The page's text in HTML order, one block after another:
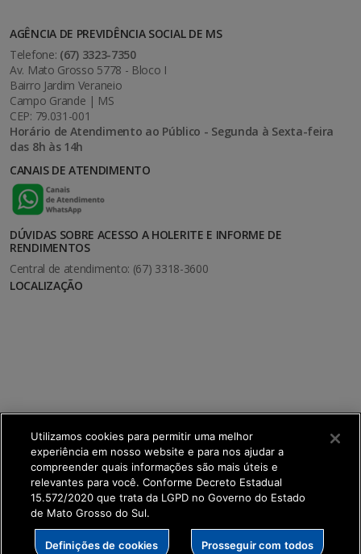
AGÊNCIA DE PREVIDÊNCIA SOCIAL DE MS
Telefone: (67) 3323-7350
Av. Mato Grosso 5778 - Bloco I
Bairro Jardim Veraneio
Campo Grande | MS
CEP: 79.031-001
Horário de Atendimento ao Público - Segunda à Sexta-feira
das 8h às 14h
CANAIS DE ATENDIMENTO
DÚVIDAS SOBRE ACESSO A HOLERITE E INFORME DE
RENDIMENTOS
Central de atendimento: (67) 3318-3600
LOCALIZAÇÃO
SETDIG | Secretaria-Executiva de Transformação
Digital
Utilizamos cookies para permitir uma melhor
experiência em nosso website e para nos ajudar a
compreender quais informações são mais úteis e
relevantes para você. Conforme Decreto Estadual
15.572/2020 que trata da LGPD no Governo do Estado
de Mato Grosso do Sul.
Definições de cookies Prosseguir com todos